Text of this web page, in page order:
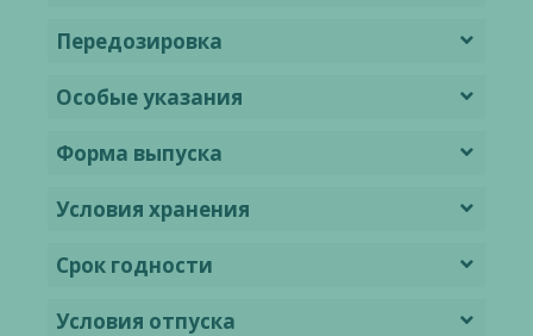
Передозировка
Особые указания
Форма выпуска
Условия хранения
Срок годности
Условия отпуска